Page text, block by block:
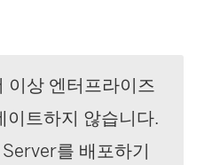
이상 엔터프라이즈
이트하지 않습니다.
를 배포하기